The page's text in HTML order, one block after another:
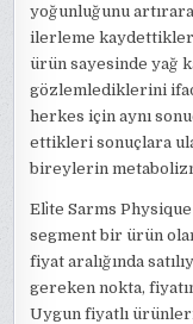
yoğunluğunu
ilerleme
ürün sayesinde yağ
gözlemlediklerini
herkes için aynı
ettikleri sonuçlara
bireylerin
Eli̇te Sarms
segment bir ürün
fiyat aralığında
gereken nokta,
Uygun fiyatlı